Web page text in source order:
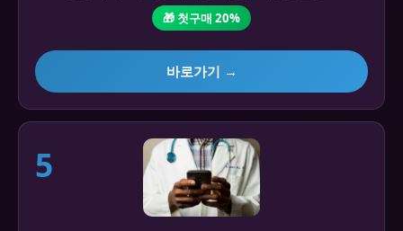
🎁 첫구매 20%
바로가기 →
5